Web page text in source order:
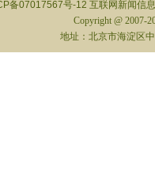
备07017567号-12 互联网新闻信
Copyright @ 2007-
地址：北京市海淀区